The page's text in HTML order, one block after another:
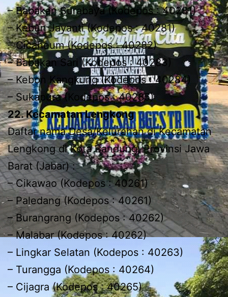
– Babakan Surabaya (Kodepos : 40281)
– Kebun Jayanti (Kodepos : 40281)
– Cicaheum (Kodepos : 40282)
– Babakan Sari (Kodepos : 40283)
– Kebon Kangkung (Kodepos : 40284)
– Sukapura (Kodepos : 40285)
22. Kecamatan Lengkong
Daftar nama Desa/Kelurahan di Kecamatan
Lengkong di Kota Bandung, Provinsi Jawa
Barat (Jabar) :
– Cikawao (Kodepos : 40261)
– Paledang (Kodepos : 40261)
– Burangrang (Kodepos : 40262)
– Malabar (Kodepos : 40262)
– Lingkar Selatan (Kodepos : 40263)
– Turangga (Kodepos : 40264)
– Cijagra (Kodepos : 40265)